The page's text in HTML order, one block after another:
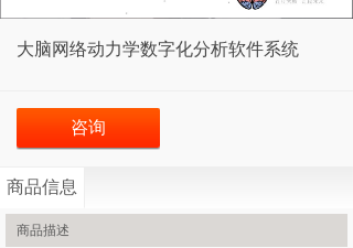
大脑网络动力学数字化分析软件系统
咨询
商品信息
商品描述